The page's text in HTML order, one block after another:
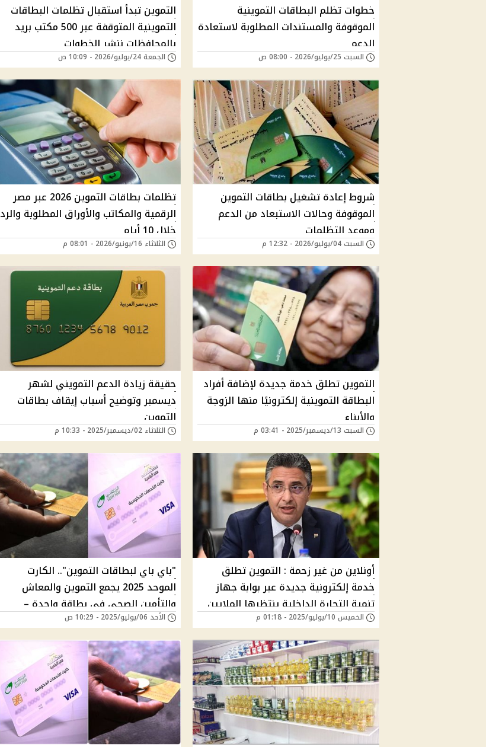
خطوات تظلم البطاقات التموينية
الموقوفة والمستندات المطلوبة لاستعادة
الدعم
السبت 25/يوليو/2026 - 08:00 ص
التموين تبدأ استقبال تظلمات البطاقات
التموينية المتوقفة عبر 500 مكتب بريد
بالمحافظات ننشر الخطوات
الجمعة 24/يوليو/2026 - 10:09 ص
شروط إعادة تشغيل بطاقات التموين
الموقوفة وحالات الاستبعاد من الدعم
وموعد التظلمات
السبت 04/يوليو/2026 - 12:32 م
تظلمات بطاقات التموين 2026 عبر مصر
الرقمية والمكاتب والأوراق المطلوبة والرد
خلال 10 أيام
الثلاثاء 16/يونيو/2026 - 08:01 م
التموين تطلق خدمة جديدة لإضافة أفراد
البطاقة التموينية إلكترونيًا منها الزوجة
والأبناء
السبت 13/ديسمبر/2025 - 03:41 م
حقيقة زيادة الدعم التمويني لشهر
ديسمبر وتوضيح أسباب إيقاف بطاقات
التموين
الثلاثاء 02/ديسمبر/2025 - 10:33 م
أونلاين من غير زحمة : التموين تطلق
خدمة إلكترونية جديدة عبر بوابة جهاز
تنمية التجارة الداخلية ينتظرها الملايين
بدون ورق أو زحام أو مشاوير
الخميس 10/يوليو/2025 - 01:18 م
"باي باي لبطاقات التموين".. الكارت
الموحد 2025 يجمع التموين والمعاش
والتأمين الصحي في بطاقة واحدة –
اعرف خطوات استخراجه وأماكن الاستلام
بالتفصيل
الأحد 06/يوليو/2025 - 10:29 ص